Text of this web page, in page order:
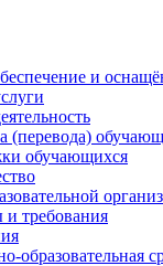
и
(перевода)
обучающихся
и требования
образовательная